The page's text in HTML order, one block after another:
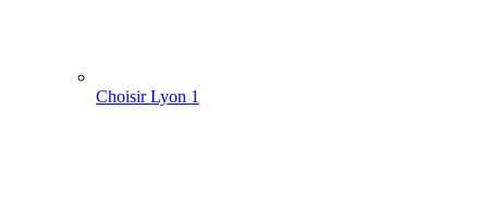
Choisir Lyon 1